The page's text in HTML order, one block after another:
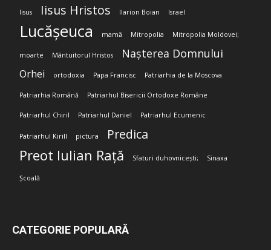
Iisus Iisus Hristos Ilarion Boian Israel
Lucășeuca mamă Mitropolia Mitropolia Moldovei;
moarte Mântuitorul Hristos Nașterea Domnului
Orhei ortodoxia Papa Francisc Patriarhia de la Moscova
Patriarhia Română Patriarhul Bisericii Ortodoxe Române
Patriarhul Chiril Patriarhul Daniel Patriarhul Ecumenic
Patriarhul Kirill pictura Predica
Preot Iulian Rață Sfaturi duhovnicești; Sinaxa
Școală
CATEGORIE POPULARĂ